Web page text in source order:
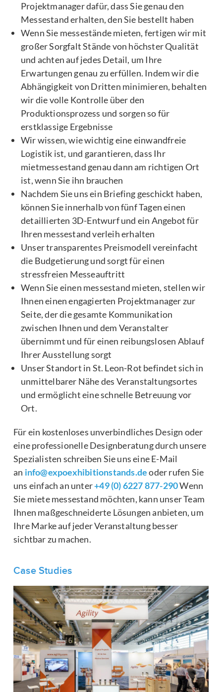
Projektmanager dafür, dass Sie genau den
Messestand erhalten, den Sie bestellt haben
Wenn Sie messestände mieten, fertigen wir mit
großer Sorgfalt Stände von höchster Qualität
und achten auf jedes Detail, um Ihre
Erwartungen genau zu erfüllen. Indem wir die
Abhängigkeit von Dritten minimieren, behalten
wir die volle Kontrolle über den
Produktionsprozess und sorgen so für
erstklassige Ergebnisse
Wir wissen, wie wichtig eine einwandfreie
Logistik ist, und garantieren, dass Ihr
mietmessestand genau dann am richtigen Ort
ist, wenn Sie ihn brauchen
Nachdem Sie uns ein Briefing geschickt haben,
können Sie innerhalb von fünf Tagen einen
detaillierten 3D-Entwurf und ein Angebot für
Ihren messestand verleih erhalten
Unser transparentes Preismodell vereinfacht
die Budgetierung und sorgt für einen
stressfreien Messeauftritt
Wenn Sie einen messestand mieten, stellen wir
Ihnen einen engagierten Projektmanager zur
Seite, der die gesamte Kommunikation
zwischen Ihnen und dem Veranstalter
übernimmt und für einen reibungslosen Ablauf
Ihrer Ausstellung sorgt
Unser Standort in St. Leon-Rot befindet sich in
unmittelbarer Nähe des Veranstaltungsortes
und ermöglicht eine schnelle Betreuung vor
Ort.
Für ein kostenloses unverbindliches Design oder
eine professionelle Designberatung durch unsere
Spezialisten schreiben Sie uns eine E-Mail
an info@expoexhibitionstands.deoder rufen Sie
uns einfach an unter+49 (0) 6227 877-290Wenn
Sie miete messestand möchten, kann unser Team
Ihnen maßgeschneiderte Lösungen anbieten, um
Ihre Marke auf jeder Veranstaltung besser
sichtbar zu machen.
Case Studies